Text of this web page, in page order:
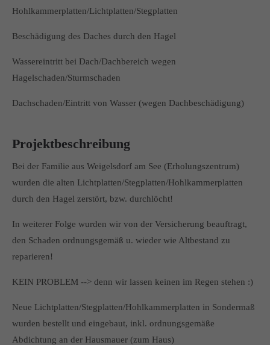
Hohlkammerplatten/Lichtplatten/Stegplatten
Beschädigung des Daches durch den Hagel
Wassereintritt bei Dach/Dachbereich wegen
Hagelschaden/Sturmschaden
Dachschaden/Eintritt von Wasser (wegen Dachbeschädigung)
Projektbeschreibung
Bei der Familie aus Weigelsdorf am See (Erholungszentrum)
wurden die alten Lichtplatten/Stegplatten/Hohlkammerplatten
durch den Hagel zerstört, bzw. durchlöcht!
In weiterer Folge wurden wir von der Versicherung beauftragt,
den Schaden ordnungsgemäß u. wieder wie Altbestand zu
reparieren!
KEIN PROBLEM --> denn wir lassen keinen im Regen stehen :)
Neue Lichtplatten/Stegplatten/Hohlkammerplatten in Sondermaß
wurden bestellt und eingebaut, inkl. ordnungsgemäße
Abdichtung an der Hausmauer (zum Haus)